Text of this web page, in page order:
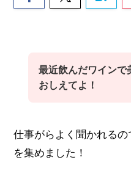
最近飲んだワインで
おしえてよ！
仕事がらよく聞かれる
を集めました！